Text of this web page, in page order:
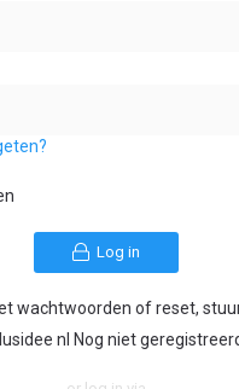
Log in
wachtwoorden of reset,
nl Nog niet